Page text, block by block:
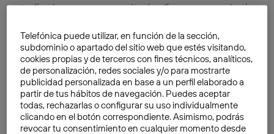
estudia ahora como un método eficaz para combatir
precisión y el menor número de efectos secundarios
que produce.
Por el momento, la investigación ha demostrado que
la inmunoterapia es eficaz contra diferentes tipos de
cáncer, como el de vejiga, el de cérvix o el melanoma
metastásico. Incluso algunos estudios apuntan que
Telefónica puede utilizar, en función de la sección,
subdominio o apartado del sitio web que estés visitando,
cookies propias y de terceros con fines técnicos, analíticos,
de personalización, redes sociales y/o para mostrarte
publicidad personalizada en base a un perfil elaborado a
partir de tus hábitos de navegación. Puedes aceptar
todas, rechazarlas o configurar su uso individualmente
clicando en el botón correspondiente. Asimismo, podrás
revocar tu consentimiento en cualquier momento desde